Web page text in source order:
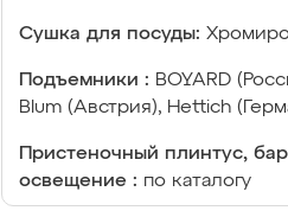
Сушка для посуды:
Подъемники : BOYARD
Blum (Австрия), Hettich
Пристеночный плинтус,
освещение : по каталогу